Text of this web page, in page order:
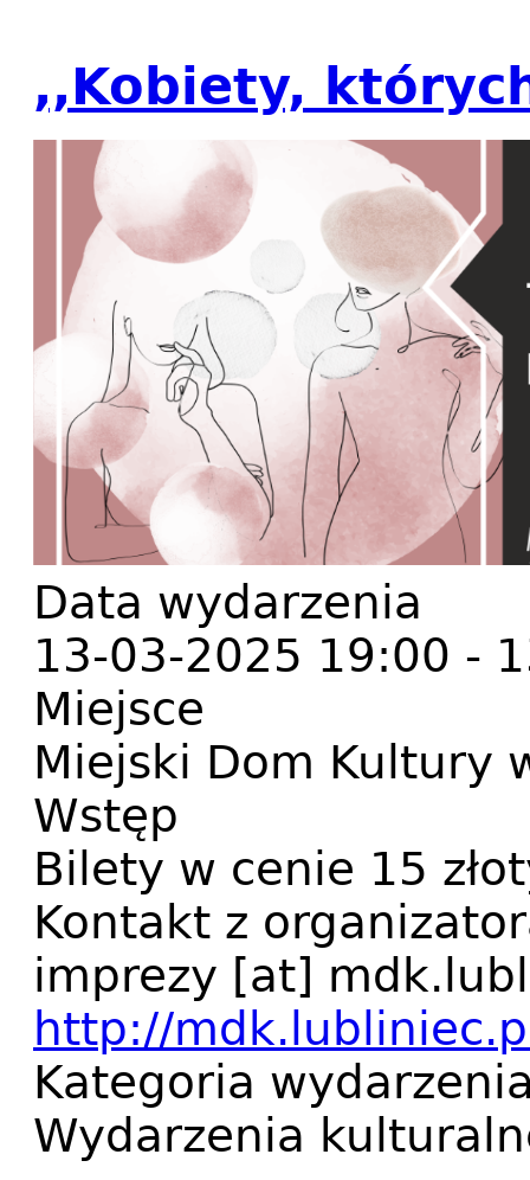
,,Kobiety,
Data wydarzenia
13-03-2025 19:00 -
Miejsce
Miejski Dom Kultury
Wstęp
Bilety w cenie 15
Kontakt z
imprezy [at]
http://
Kategoria
Wydarzenia